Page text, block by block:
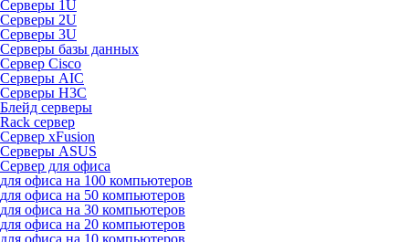
Серверы 1U
Серверы 2U
Серверы 3U
Серверы базы данных
Сервер Cisco
Серверы AIC
Серверы H3C
Блейд серверы
Rack сервер
Сервер xFusion
Серверы ASUS
Сервер для офиса
для офиса на 100 компьютеров
для офиса на 50 компьютеров
для офиса на 30 компьютеров
для офиса на 20 компьютеров
для офиса на 10 компьютеров